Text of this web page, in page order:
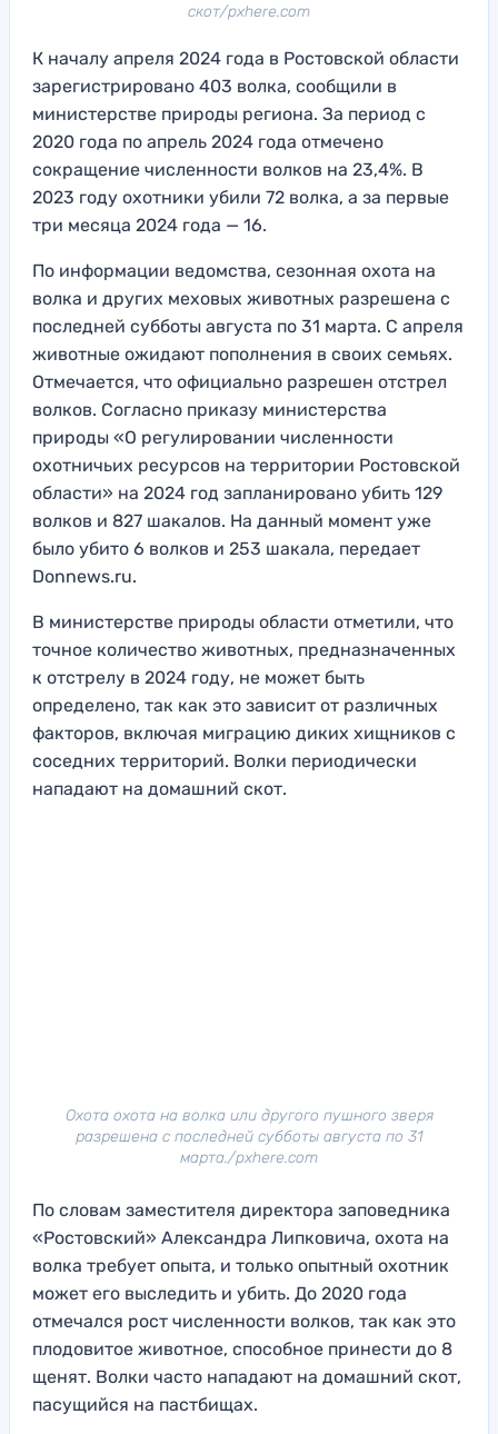
скот/pxhere.com
К началу апреля 2024 года в Ростовской области
зарегистрировано 403 волка, сообщили в
министерстве природы региона. За период с
2020 года по апрель 2024 года отмечено
сокращение численности волков на 23,4%. В
2023 году охотники убили 72 волка, а за первые
три месяца 2024 года — 16.
По информации ведомства, сезонная охота на
волка и других меховых животных разрешена с
последней субботы августа по 31 марта. С апреля
животные ожидают пополнения в своих семьях.
Отмечается, что официально разрешен отстрел
волков. Согласно приказу министерства
природы «О регулировании численности
охотничьих ресурсов на территории Ростовской
области» на 2024 год запланировано убить 129
волков и 827 шакалов. На данный момент уже
было убито 6 волков и 253 шакала, передает
Donnews.ru.
В министерстве природы области отметили, что
точное количество животных, предназначенных
к отстрелу в 2024 году, не может быть
определено, так как это зависит от различных
факторов, включая миграцию диких хищников с
соседних территорий. Волки периодически
нападают на домашний скот.
Охота охота на волка или другого пушного зверя
разрешена с последней субботы августа по 31
марта./pxhere.com
По словам заместителя директора заповедника
«Ростовский» Александра Липковича, охота на
волка требует опыта, и только опытный охотник
может его выследить и убить. До 2020 года
отмечался рост численности волков, так как это
плодовитое животное, способное принести до 8
щенят. Волки часто нападают на домашний скот,
пасущийся на пастбищах.